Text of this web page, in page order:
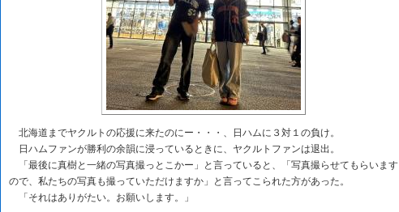
北海道までヤクルトの応援に来たのにー・・・、日ハムに３対１の負け。
日ハムファンが勝利の余韻に浸っているときに、ヤクルトファンは退出。
「最後に真樹と一緒の写真撮っとこかー」と言っていると、「写真撮らせてもらいます
ので、私たちの写真も撮っていただけますか」と言ってこられた方があった。
「それはありがたい。お願いします。」